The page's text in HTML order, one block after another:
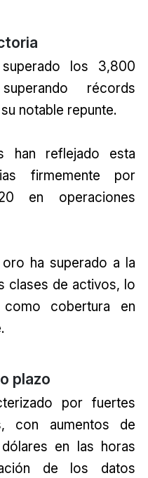
los 3,800
récords
notable repunte.
han reflejado esta
firmemente por
en operaciones
ha superado a la
clases de activos, lo
cobertura en
plazo
por fuertes
con aumentos de
en las horas
de los datos